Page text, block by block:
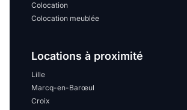
Colocation
Colocation meublée
Locations à proximité
Lille
Marcq-en-Barœul
Croix